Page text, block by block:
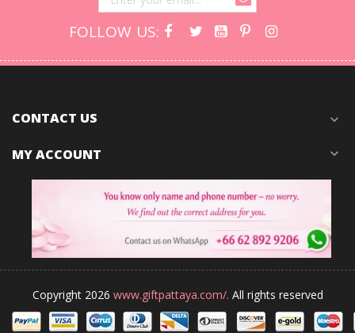
FOLLOW US:
CONTACT US expand_more
MY ACCOUNT expand_more
Copyright 2026 www.giftpattaya.com/. All rights reserved